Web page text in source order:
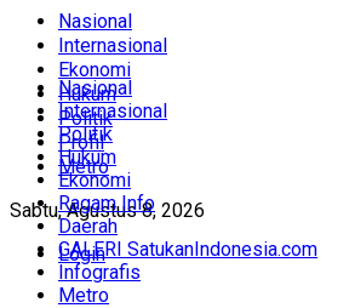
Nasional
Internasional
Ekonomi
Hukum
Politik
Profil
Metro
Sabtu, Agustus 8, 2026
Login
Nasional
Internasional
Politik
Hukum
Ekonomi
Ragam Info
Daerah
GALERI SatukanIndonesia.com
Infografis
Metro